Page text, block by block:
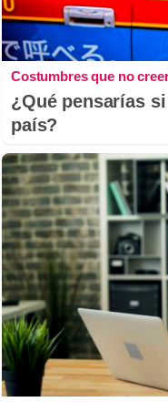
Costumbres que no
¿Qué pensarías
país?